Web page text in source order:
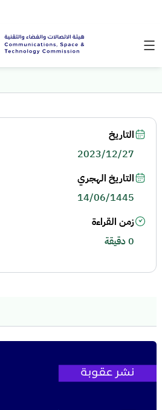
التاريخ
2023/12/27
التاريخ الهجري
14/06/1445
زمن القراءة
0 دقيقة